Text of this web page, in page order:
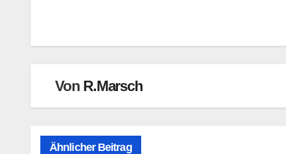
Von R.Marsch
Ähnlicher Beitrag